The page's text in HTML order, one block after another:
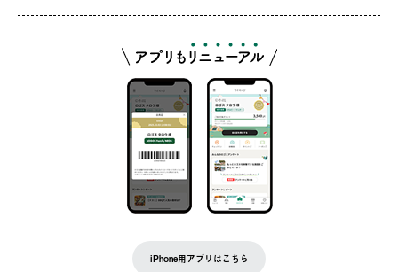
iPhone用アプリはこちら